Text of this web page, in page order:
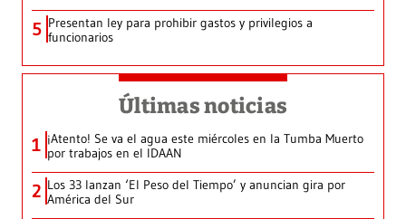
5 Presentan ley para prohibir gastos y privilegios a
funcionarios
Últimas noticias
1 ¡Atento! Se va el agua este miércoles en la Tumba Muerto
por trabajos en el IDAAN
2 Los 33 lanzan ‘El Peso del Tiempo’ y anuncian gira por
América del Sur